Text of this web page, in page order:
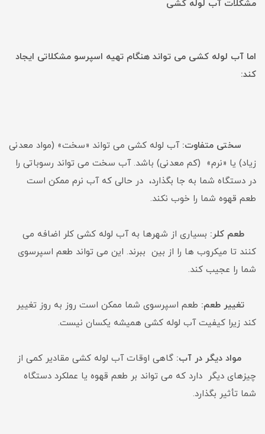
مشکلات آب لوله کشی
اما آب لوله کشی می تواند هنگام تهیه اسپرسو مشکلاتی ایجاد
کند:
سختی متفاوت:آب لوله کشی می تواند «سخت» (مواد معدنی
زیاد) یا «نرم» (کم معدنی) باشد. آب سخت می تواند رسوباتی را
در دستگاه شما به جا بگذارد، در حالی که آب نرم ممکن است
طعم قهوه شما را خوب نکند.
طعم کلر: بسیاری از شهرها به آب لوله کشی کلر اضافه می
کنند تا میکروب ها را از بین ببرند. این می تواند طعم اسپرسوی
شما را عجیب کند.
تغییر طعم: طعم اسپرسوی شما ممکن است روز به روز تغییر
کند زیرا کیفیت آب لوله کشی همیشه یکسان نیست.
مواد دیگر در آب: گاهی اوقات آب لوله کشی مقادیر کمی از
چیزهای دیگر دارد که می تواند بر طعم قهوه یا عملکرد دستگاه
شما تأثیر بگذارد.